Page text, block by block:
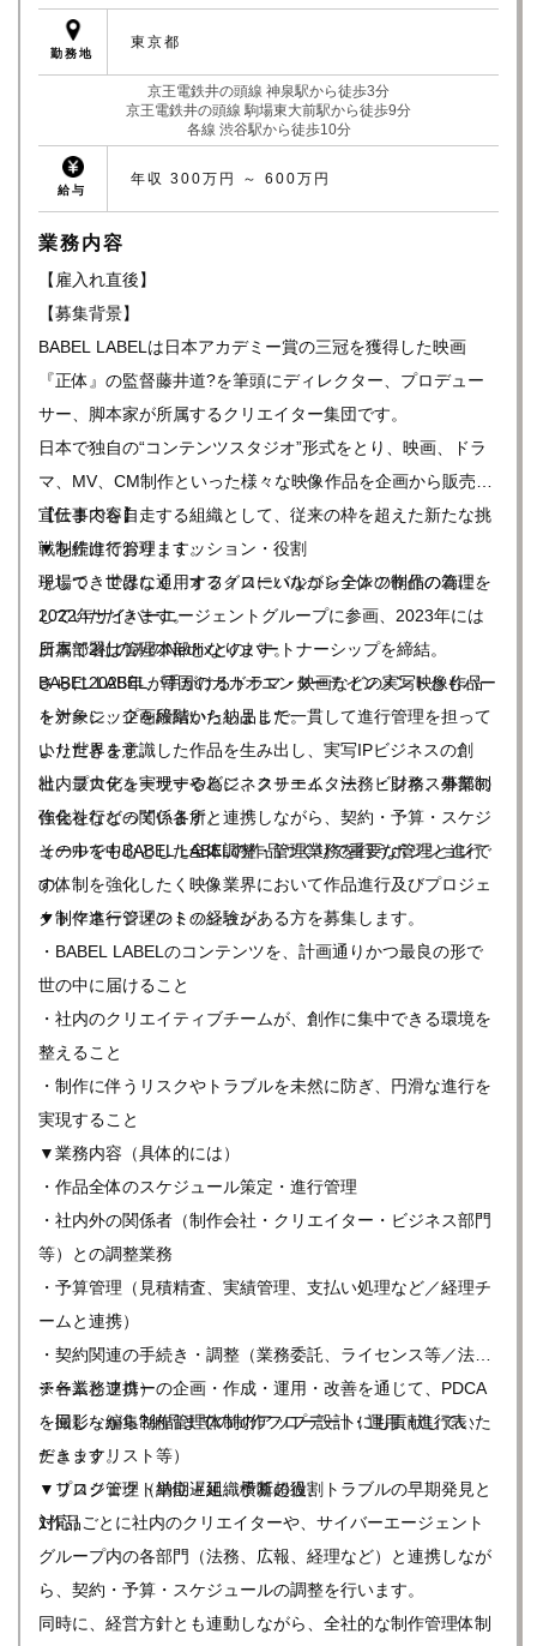
勤務地
東京都
京王電鉄井の頭線 神泉駅から徒歩3分
京王電鉄井の頭線 駒場東大前駅から徒歩9分
各線 渋谷駅から徒歩10分
給与
年収 300万円 ～ 600万円
業務内容
【雇入れ直後】
【募集背景】
BABEL LABELは日本アカデミー賞の三冠を獲得した映画
『正体』の監督藤井道?を筆頭にディレクター、プロデュー
サー、脚本家が所属するクリエイター集団です。
日本で独自の“コンテンツスタジオ”形式をとり、映画、ドラ
マ、MV、CM制作といった様々な映像作品を企画から販売、
宣伝までを自走する組織として、従来の枠を超えた新たな挑
戦を続けております。
そして、世界に通用するグローバルコンテンツ制作の為に、
2022年サイバーエージェントグループに参画、2023年には
日本で2社のみのNetflixとのパートナーシップを締結。
さらに2025年、韓国のカカオエンターテインメントともパー
トナーシップを締結いたしました。
より世界を意識した作品を生み出し、実写IPビジネスの創
出、最大化を実現する為に、クリエイター、ビジネス事業の
強化を行なっています。
その中でもBABEL LABELの作品づくりで重要な管理と進行
の体制を強化したく映像業界において作品進行及びプロジェ
クトマネージメントの経験がある方を募集します。
【仕事内容】
▼制作進行管理｜ミッション・役割
現場つきではなく、オフィスにいながら全体の作品の管理を
していただきます。
所属部署は管理本部となります。
BABEL LABELが手がけるドラマ・映画などの実写映像作品
を対象に、企画段階から納品まで一貫して進行管理を担って
いただきます。
社内プロデューサーやビジネスチーム、法務・財務、外部制
作会社などの関係各所と連携しながら、契約・予算・スケジ
ュールを中心とした全体調整・管理業務を行うポジションで
す。
▼制作進行管理のミッション
・BABEL LABELのコンテンツを、計画通りかつ最良の形で
世の中に届けること
・社内のクリエイティブチームが、創作に集中できる環境を
整えること
・制作に伴うリスクやトラブルを未然に防ぎ、円滑な進行を
実現すること
▼業務内容（具体的には）
・作品全体のスケジュール策定・進行管理
・社内外の関係者（制作会社・クリエイター・ビジネス部門
等）との調整業務
・予算管理（見積精査、実績管理、支払い処理など／経理チ
ームと連携）
・契約関連の手続き・調整（業務委託、ライセンス等／法務
チームと連携）
・撮影～編集?納品までの制作フロー設計・運用（進行表、
チェックリスト等）
・リスク管理（納期遅延、予算超過、トラブルの早期発見と
対応）
※各業務フローの企画・作成・運用・改善を通じて、PDCA
を回しながら制作管理体制のアップデートにも貢献していた
だきます。
▼プロジェクト単位＋組織横断の役割
1作品ごとに社内のクリエイターや、サイバーエージェント
グループ内の各部門（法務、広報、経理など）と連携しなが
ら、契約・予算・スケジュールの調整を行います。
同時に、経営方針とも連動しながら、全社的な制作管理体制